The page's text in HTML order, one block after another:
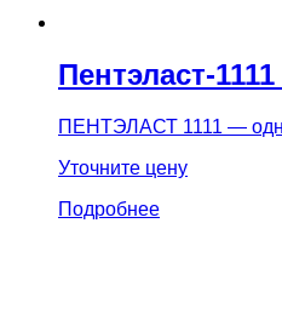
Пентэласт-
ПЕНТЭЛАСТ 1111 —
Уточните цену
Подробнее